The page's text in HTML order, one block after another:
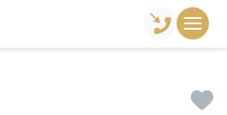
продукции